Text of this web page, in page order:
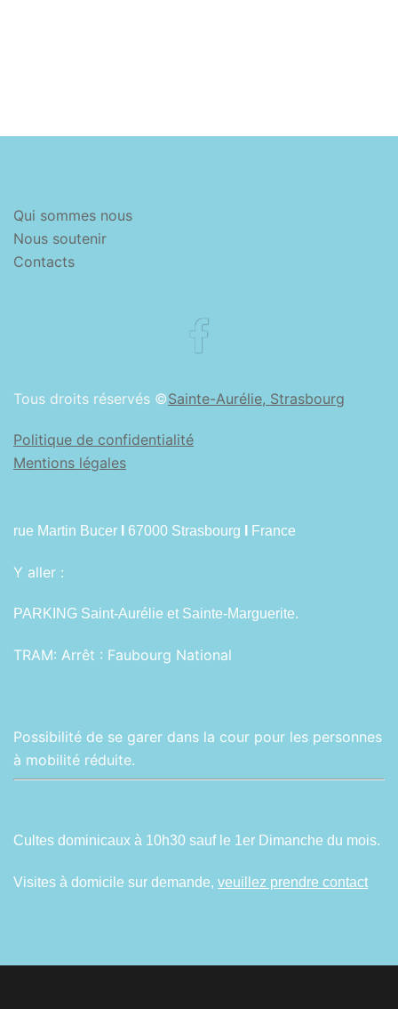
Qui sommes nous
Nous soutenir
Contacts
Tous droits réservés ©Sainte-Aurélie, Strasbourg
Politique de confidentialité
Mentions légales
rue Martin Bucer 67000 Strasbourg France
Y aller :
PARKING Saint-Aurélie et Sainte-Marguerite.
TRAM: Arrêt : Faubourg National
Possibilité de se garer dans la cour pour les personnes
à mobilité réduite.
Cultes dominicaux à 10h30 sauf le 1er Dimanche du mois.
Visites à domicile sur demande, veuillez prendre contact